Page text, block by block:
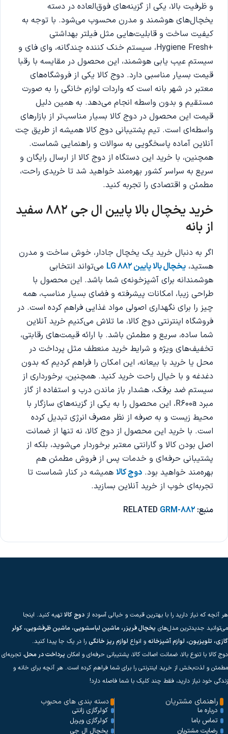
و ظرفیت بالا، یکی از گزینه‌های فوق‌العاده در دسته
یخچال‌های هوشمند و مدرن محسوب می‌شود. با توجه به
کیفیت ساخت و قابلیت‌هایی مثل فیلتر بهداشتی
+Hygiene Fresh، سیستم خنک کننده چندگانه، وای فای و
سیستم عیب یابی هوشمند، این محصول در مقایسه با رقبا
قیمت بسیار مناسبی دارد. دوج کالا یکی از فروشگاه‌های
معتبر در شهر بانه است که واردات لوازم خانگی را به صورت
مستقیم و بدون واسطه انجام می‌دهد. به همین دلیل
قیمت این محصول در دوج کالا بسیار مناسب‌تر از بازارهای
واسطه‌ای است. تیم پشتیبانی دوج کالا همیشه از طریق چت
آنلاین آماده پاسخگویی به سوالات و راهنمایی شماست.
همچنین، با خرید این دستگاه از دوج کالا از ارسال رایگان و
سریع به سراسر کشور بهره‌مند خواهید شد تا خریدی راحت،
مطمئن و اقتصادی را تجربه کنید.
خرید یخچال بالا پایین ال جی 882 سفید
از بانه
اگر به دنبال خرید یک یخچال جادار، خوش ساخت و مدرن
هستید، یخچال بالا پایین 882 LG
می‌تواند انتخابی
هوشمندانه برای آشپزخونه‌ی شما باشد. این محصول با
طراحی زیبا، امکانات پیشرفته و فضای بسیار مناسب، همه
چیز را برای نگهداری اصولی مواد غذایی فراهم کرده است. در
فروشگاه اینترنتی دوج کالا، ما تلاش می‌کنیم خرید آنلاین
شما ساده، سریع و مطمئن باشد. با ارائه قیمت‌های رقابتی،
تخفیف‌های ویژه و شرایط خرید منعطف مثل پرداخت در
محل یا خرید با بیعانه، این امکان را فراهم کردیم که بدون
دغدغه و با خیال راحت خرید کنید. همچنین، برخورداری از
سیستم ضد برفک، هشدار باز ماندن درب و استفاده از گاز
مبرد R600a، این محصول را به یکی از گزینه‌های سازگار با
محیط زیست و به صرفه از نظر مصرف انرژی تبدیل کرده‌
است. با خرید این محصول از دوج کالا، نه تنها از ضمانت
اصل بودن کالا و گارانتی معتبر برخوردار می‌شوید، بلکه از
پشتیبانی حرفه‌ای و خدمات پس از فروش مطمئن هم
بهره‌مند خواهید بود. دوج کالا همیشه در کنار شماست تا
تجربه‌ای خوب از خرید آنلاین بسازید.
منبع: RELATED GRM-882
هر آنچه که نیاز دارید را با بهترین قیمت و خیالی آسوده از دوج کالاتهیه کنید. اینجا
می‌توانید جدیدترین مدل‌های یخچال فریزر، ماشین لباسشویی، ماشین ظرفشویی، کولر
گازی، تلویزیون، لوازم آشپزخانه و انواع لوازم ریز خانگی را در یک جا پیدا کنید.
دوج کالا با تنوع بالا، ضمانت اصالت کالا، پشتیبانی حرفه‌ای و امکان پرداخت در محل، تجربه‌ای
مطمئن و لذت‌بخش از خرید اینترنتی را برای شما فراهم کرده است. هر آنچه برای خانه و
زندگی خود نیاز دارید، فقط چند کلیک با شما فاصله دارد!
راهنمای مشتریان
درباره ما
تماس باما
رضایت مشتریان
دسته بندی های محبوب
کولرگازی زانتی
کولرگازی ویربل
یخچال ال جی